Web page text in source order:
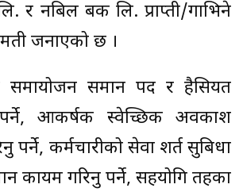
र नबिल बैंक लि. प्राप्ती/गाभिने
जनाएको छ ।
समायोजन समान पद र हैसियत
आकर्षक स्वेच्छिक अवकाश
पर्ने, कर्मचारीको सेवा शर्त सुबिधा
कायम गरिनु पर्ने, सहयोगि तहका